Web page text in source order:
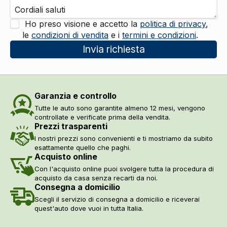
Airbag per la testa
Controllo della stabilita
DI SERIE
Regolatore di velocita - cruise control
DI SERIE
Airbag ginocchia
DI SERIE
Retrovisore interno anabbagliante
Indicatore pressione pneumatici
Ess / emergency stop signal
Airbag laterali
Abs
DI SERIE
Sistemi di assistenza
Selettore stile di guida
Sensori parcheggio posteriori
Vetri
Alzacristalli elettrici posteriori
DI SERIE
Parabrezza antiriflesso
Ho preso visione e accetto la politica di privacy,
le condizioni di vendita e i termini e condizioni.
Invia richiesta
Garanzia e controllo
Tutte le auto sono garantite almeno 12 mesi, vengono
controllate e verificate prima della vendita.
Prezzi trasparenti
I nostri prezzi sono convenienti e ti mostriamo da subito
esattamente quello che paghi.
Acquisto online
Con l'acquisto online puoi svolgere tutta la procedura di
acquisto da casa senza recarti da noi.
Consegna a domicilio
Scegli il servizio di consegna a domicilio e riceverai
quest'auto dove vuoi in tutta Italia.